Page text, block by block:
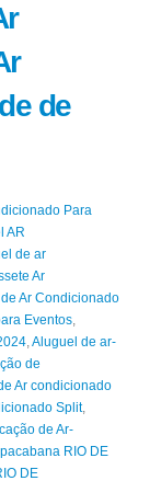
de
Para
AR
de ar
Ar
Ar Condicionado
Eventos
Aluguel de ar-
de
Ar condicionado
Split,
de Ar-
RIO DE
DE